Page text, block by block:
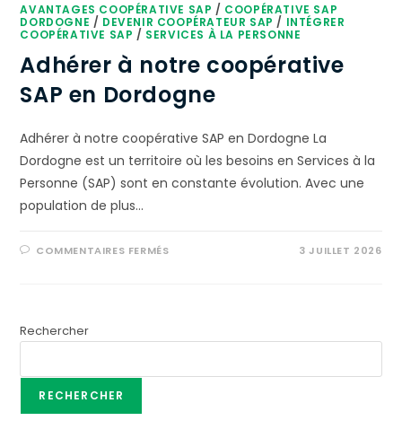
AVANTAGES COOPÉRATIVE SAP / COOPÉRATIVE SAP
DORDOGNE / DEVENIR COOPÉRATEUR SAP / INTÉGRER
COOPÉRATIVE SAP / SERVICES À LA PERSONNE
Adhérer à notre coopérative
SAP en Dordogne
Adhérer à notre coopérative SAP en Dordogne La
Dordogne est un territoire où les besoins en Services à la
Personne (SAP) sont en constante évolution. Avec une
population de plus…
COMMENTAIRES FERMÉS 3 JUILLET 2026
Rechercher
RECHERCHER